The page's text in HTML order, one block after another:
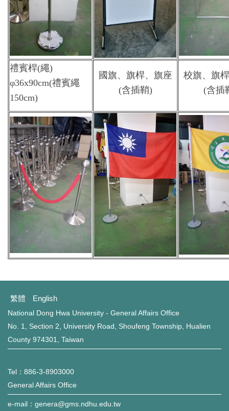
禮賓桿(繩)
φ36x90cm(禮賓繩
150cm)
國旗、旗桿、旗座
(含插鞘)
校旗、旗
(含插
繁體 English
National Dong Hwa University - General Affairs Office
No. 1, Section 2, University Road, Shoufeng Township, Hualien
County 974301, Taiwan
Tel：886-3-8903000
General Affairs Office
e-mail：genera@gms.ndhu.edu.tw